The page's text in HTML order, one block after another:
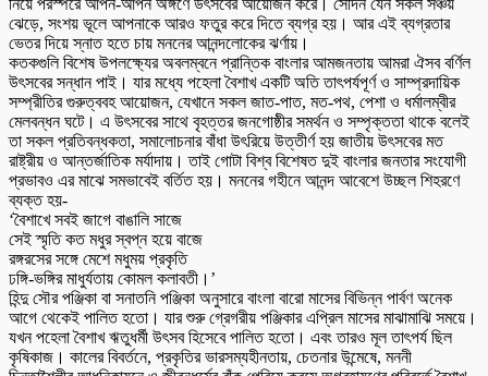
ঝেড়ে, সংশয় ভূলে আপনাকে আরও ফতুর করে দিতে ব্যগ্র হয়। আর এই ব্যগ্রতার
ভেতর দিয়ে স্নাত হতে চায় মননের আনন্দলোকের ঝর্ণায়।
কতকগুলি বিশেষ উপলক্ষ্যের অবলম্বনে প্রান্তিক বাংলার আমজনতায় আমরা ঐসব বর্ণিল
উৎসবের সন্ধান পাই। যার মধ্যে পহেলা বৈশাখ একটি অতি তাৎপর্যপূর্ণ ও সাম্প্রদায়িক
সম্প্রীতির গুরুত্ববহ আয়োজন, যেখানে সকল জাত-পাত, মত-পথ, পেশা ও ধর্মালম্বীর
মেলবন্ধন ঘটে। এ উৎসবের সাথে বৃহত্তর জনগোষ্ঠীর সমর্থন ও সম্পৃক্ততা থাকে বলেই
তা সকল প্রতিবন্ধকতা, সমালোচনার বাঁধা উৎরিয়ে উত্তীর্ণ হয় জাতীয় উৎসবের মত
রাষ্ট্রীয় ও আন্তর্জাতিক মর্যাদায়। তাই গোটা বিশ্ব বিশেষত দুই বাংলার জনতার সংযোগী
প্রভাবও এর মাঝে সমভাবেই বর্তিত হয়। মননের গহীনে আনন্দ আবেশে উচ্ছল শিহরণে
ব্যক্ত হয়-
‘বৈশাখে সবই জাগে বাঙালি সাজে
সেই স্মৃতি কত মধুর স্বপ্ন হয়ে বাজে
রঙ্গরসের সঙ্গে মেশে মধুময় প্রকৃতি
ঢঙ্গি-ভঙ্গির মাধুর্যতায় কোমল কলাবতী।’
হিন্দু সৌর পঞ্জিকা বা সনাতনি পঞ্জিকা অনুসারে বাংলা বারো মাসের বিভিন্ন পার্বণ অনেক
আগে থেকেই পালিত হতো। যার শুরু গ্রেগরীয় পঞ্জিকার এপ্রিল মাসের মাঝামাঝি সময়ে।
যখন পহেলা বৈশাখ ঋতুধর্মী উৎসব হিসেবে পালিত হতো। এবং তারও মূল তাৎপর্য ছিল
কৃষিকাজ। কালের বিবর্তনে, প্রকৃতির ভারসম্যহীনতায়, চেতনার উন্মেষে, মননী